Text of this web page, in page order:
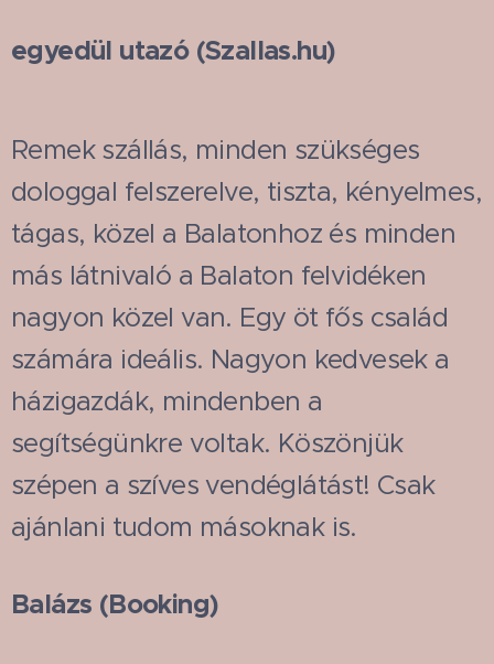
egyedül utazó (Szallas.hu)
Remek szállás, minden szükséges
dologgal felszerelve, tiszta, kényelmes,
tágas, közel a Balatonhoz és minden
más látnivaló a Balaton felvidéken
nagyon közel van. Egy öt fős család
számára ideális. Nagyon kedvesek a
házigazdák, mindenben a
segítségünkre voltak. Köszönjük
szépen a szíves vendéglátást! Csak
ajánlani tudom másoknak is.
Balázs (Booking)